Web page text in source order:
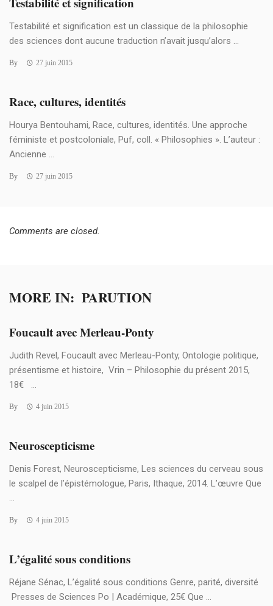
Testabilité et signification est un classique de la philosophie
des sciences dont aucune traduction n’avait jusqu’alors ...
By 27 juin 2015
Race, cultures, identités
Hourya Bentouhami, Race, cultures, identités. Une approche
féministe et postcoloniale, Puf, coll. « Philosophies ». L’auteur :
Ancienne ...
By 27 juin 2015
Comments are closed.
MORE IN: PARUTION
Foucault avec Merleau-Ponty
Judith Revel, Foucault avec Merleau-Ponty, Ontologie politique,
présentisme et histoire, Vrin – Philosophie du présent 2015,
18€ ...
By 4 juin 2015
Neuroscepticisme
Denis Forest, Neuroscepticisme, Les sciences du cerveau sous
le scalpel de l’épistémologue, Paris, Ithaque, 2014. L’œuvre Que
...
By 4 juin 2015
L’égalité sous conditions
Réjane Sénac, L’égalité sous conditions Genre, parité, diversité
Presses de Sciences Po | Académique, 25€ Que ...